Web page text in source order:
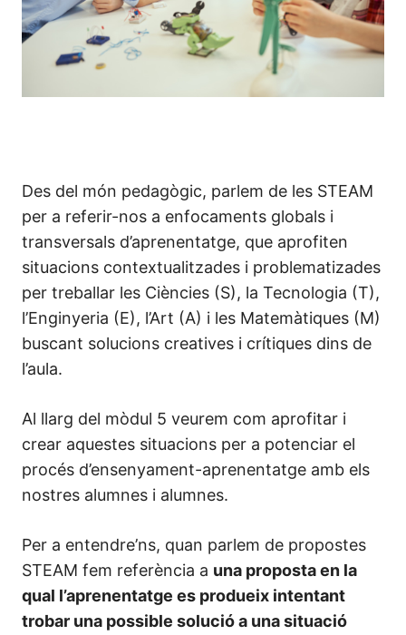
Unitat didàctica 4. Inspira't: Idees per a
aplicar a l'aula (3h)
Unitat didàctica 5. Crea: Ara tu
Des del món pedagògic, parlem de les STEAM
per a referir-nos a enfocaments globals i
transversals d’aprenentatge, que aprofiten
situacions contextualitzades i problematizades
per treballar les Ciències (S), la Tecnologia (T),
l’Enginyeria (E), l’Art (A) i les Matemàtiques (M)
buscant solucions creatives i crítiques dins de
l’aula.
Al llarg del mòdul 5 veurem com aprofitar i
crear aquestes situacions per a potenciar el
procés d’ensenyament-aprenentatge amb els
nostres alumnes i alumnes.
Per a entendre’ns, quan parlem de propostes
STEAM fem referència a una proposta en la
qual l’aprenentatge es produeix intentant
trobar una possible solució a una situació